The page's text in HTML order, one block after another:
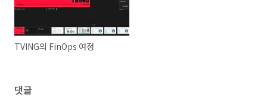
TVING의 FinOps 여정
댓글